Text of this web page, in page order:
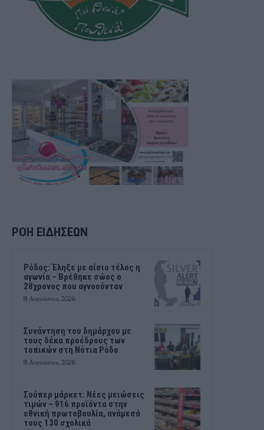
ΡΟΗ ΕΙΔΗΣΕΩΝ
Ρόδος: Έληξε με αίσιο τέλος η
αγωνία – Βρέθηκε σώος ο
28χρονος που αγνοούνταν
8 Αυγούστου, 2026
Συνάντηση του δημάρχου με
τους δέκα προέδρους των
τοπικών στη Νότια Ρόδο
8 Αυγούστου, 2026
Σούπερ μάρκετ: Νέες μειώσεις
τιμών – 916 προϊόντα στην
εθνική πρωτοβουλία, ανάμεσά
τους 130 σχολικά